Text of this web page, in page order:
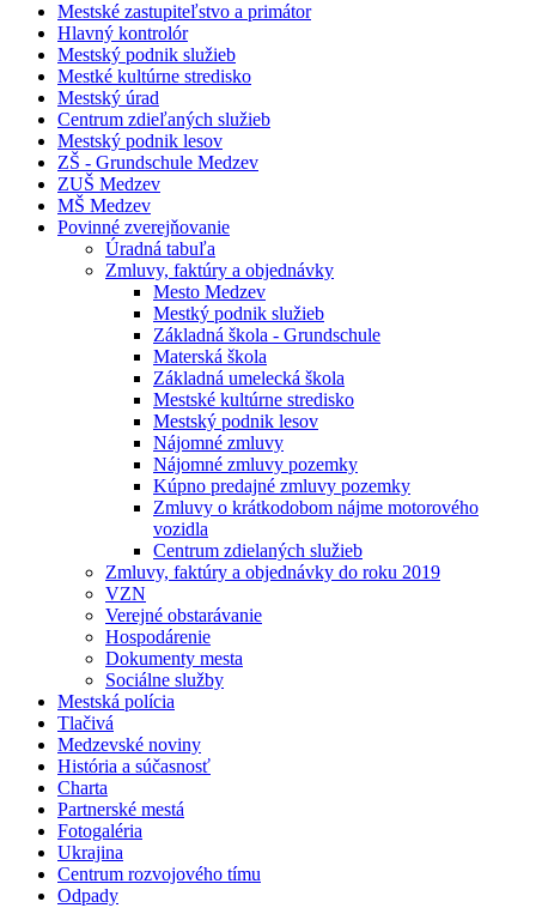
Mestské zastupiteľstvo a primátor
Hlavný kontrolór
Mestský podnik služieb
Mestké kultúrne stredisko
Mestský úrad
Centrum zdieľaných služieb
Mestský podnik lesov
ZŠ - Grundschule Medzev
ZUŠ Medzev
MŠ Medzev
Povinné zverejňovanie
Úradná tabuľa
Zmluvy, faktúry a objednávky
Mesto Medzev
Mestký podnik služieb
Základná škola - Grundschule
Materská škola
Základná umelecká škola
Mestské kultúrne stredisko
Mestský podnik lesov
Nájomné zmluvy
Nájomné zmluvy pozemky
Kúpno predajné zmluvy pozemky
Zmluvy o krátkodobom nájme motorového
vozidla
Centrum zdielaných služieb
Zmluvy, faktúry a objednávky do roku 2019
VZN
Verejné obstarávanie
Hospodárenie
Dokumenty mesta
Sociálne služby
Mestská polícia
Tlačivá
Medzevské noviny
História a súčasnosť
Charta
Partnerské mestá
Fotogaléria
Ukrajina
Centrum rozvojového tímu
Odpady